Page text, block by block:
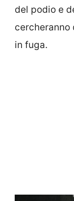
del podio e
in fuga.